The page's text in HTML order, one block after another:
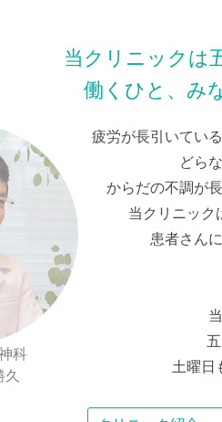
当クリニックは
働くひと、み
疲労が長引いてい
どら
からだの不調が
当クリニック
患者さん
土曜日
科